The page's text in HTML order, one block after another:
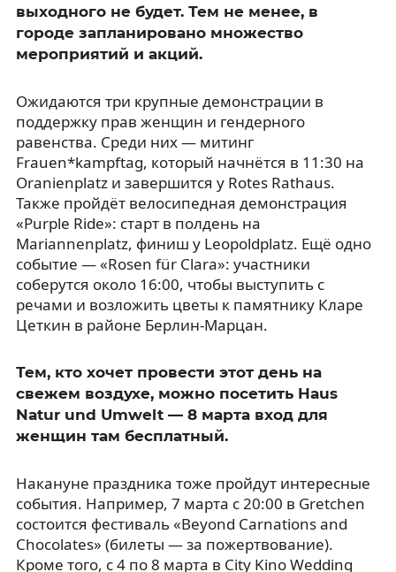
выходного не будет. Тем не менее, в
городе запланировано множество
мероприятий и акций.
Ожидаются три крупные демонстрации в
поддержку прав женщин и гендерного
равенства. Среди них — митинг
Frauen*kampftag, который начнётся в 11:30 на
Oranienplatz и завершится у Rotes Rathaus.
Также пройдёт велосипедная демонстрация
«Purple Ride»: старт в полдень на
Mariannenplatz, финиш у Leopoldplatz. Ещё одно
событие — «Rosen für Clara»: участники
соберутся около 16:00, чтобы выступить с
речами и возложить цветы к памятнику Кларе
Цеткин в районе Берлин-Марцан.
Тем, кто хочет провести этот день на
свежем воздухе, можно посетить Haus
Natur und Umwelt — 8 марта вход для
женщин там бесплатный.
Накануне праздника тоже пройдут интересные
события. Например, 7 марта с 20:00 в Gretchen
состоится фестиваль «Beyond Carnations and
Chocolates» (билеты — за пожертвование).
Кроме того, с 4 по 8 марта в City Kino Wedding